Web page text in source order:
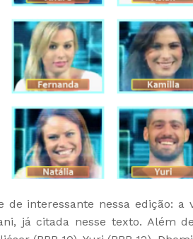
de interessante nessa edição: a
já citada nesse texto. Além